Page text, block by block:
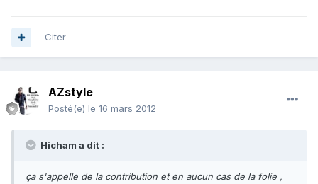
Citer
AZstyle
Posté(e) le 16 mars 2012
Hicham a dit :
ça s'appelle de la contribution et en aucun cas de la folie ,